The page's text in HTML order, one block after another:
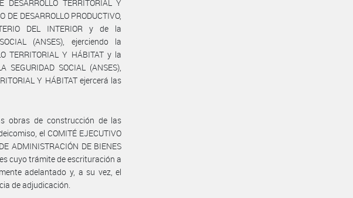
TERRITORIAL Y
DESARROLLO PRODUCTIVO,
DEL INTERIOR y de la
(ANSES), ejerciendo la
TERRITORIAL Y HÁBITAT y la
SOCIAL (ANSES),
Y HÁBITAT ejercerá las
obras de construcción de las
el COMITÉ EJECUTIVO
ADMINISTRACIÓN DE BIENES
cuyo trámite de escrituración a
adelantado y, a su vez, el
de adjudicación.